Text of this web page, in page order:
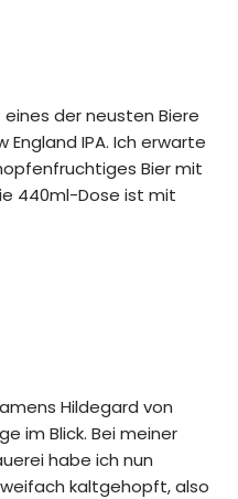
eines der neusten Biere
England IPA. Ich erwarte
Bier mit
440ml-Dose ist mit
Hildegard von
im Blick. Bei meiner
habe ich nun
kaltgehopft, also